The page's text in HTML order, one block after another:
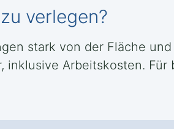
verlegen?
stark von der Fläche
Arbeitskosten.